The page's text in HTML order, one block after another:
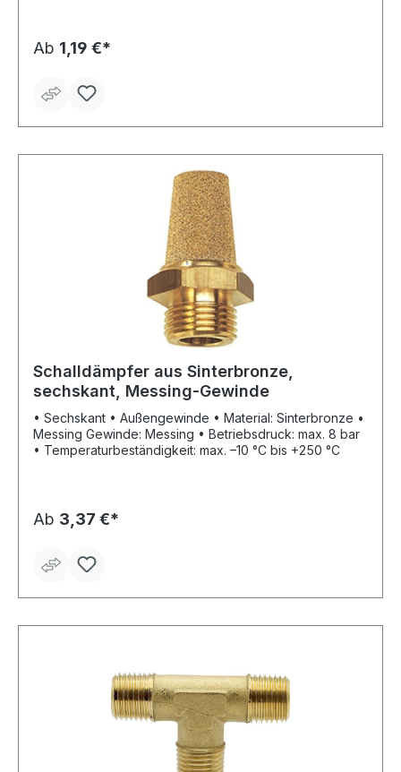
Ab 1,19 €*
Schalldämpfer aus Sinterbronze,
sechskant, Messing-Gewinde
• Sechskant • Außengewinde • Material: Sinterbronze •
Messing Gewinde: Messing • Betriebsdruck: max. 8 bar
• Temperaturbeständigkeit: max. –10 °C bis +250 °C
Ab 3,37 €*